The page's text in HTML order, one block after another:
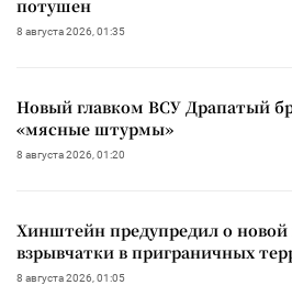
потушен
8 августа 2026, 01:35
Новый главком ВСУ Драпатый
«мясные штурмы»
8 августа 2026, 01:20
Хинштейн предупредил о новой
взрывчатки в приграничных
8 августа 2026, 01:05